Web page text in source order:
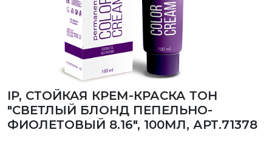
IP, СТОЙКАЯ КРЕМ-КРАСКА ТОН
"СВЕТЛЫЙ БЛОНД ПЕПЕЛЬНО-
ФИОЛЕТОВЫЙ 8.16", 100МЛ, АРТ.71378